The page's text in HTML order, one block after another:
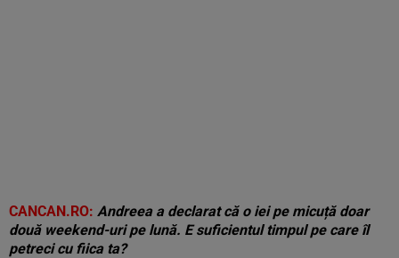
CANCAN.RO: Andreea a declarat că o iei pe micuță doar
două weekend-uri pe lună. E suficientul timpul pe care îl
petreci cu fiica ta?